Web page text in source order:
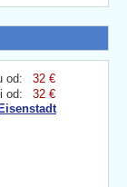
od:
32 €
od:
32 €
Eisenstadt